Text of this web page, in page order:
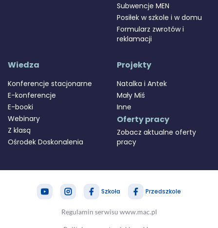
zapytaj nas MAC Stref@
Subwencje MEN
Posiłek w szkole i w domu
Formularz zwrotów i
reklamacji
Wiedza
Konferencje stacjonarne
E-konferencje
E-booki
Webinary
Z klasą
Ośrodek Doskonalenia
Projekty
Natalka i Antek
Mały Miś
Inne
Oferty pracy
Zobacz aktualne oferty
pracy
Szkoła Przedszkole
Regulamin serwisu www.mac.pl